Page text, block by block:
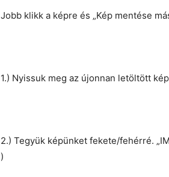
Jobb klikk a képre és „Kép mentése
1.) Nyissuk meg az újonnan letöltött
2.) Tegyük képünket fekete/fehérré.
)